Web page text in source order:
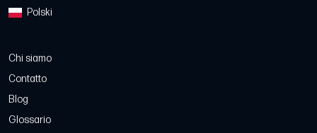
Polski
Chi siamo
Contatto
Blog
Glossario